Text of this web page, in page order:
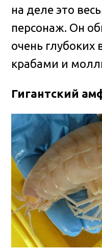
на деле это
персонаж. Он
очень глубоких
крабами и
Гигантский